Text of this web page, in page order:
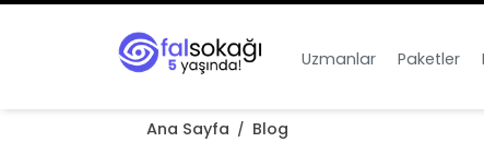
Uzmanlar Paketler
Ana Sayfa / Blog